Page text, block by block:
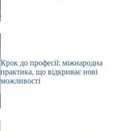
Крок до професії: міжнародна
практика, що відкриває нові
можливості